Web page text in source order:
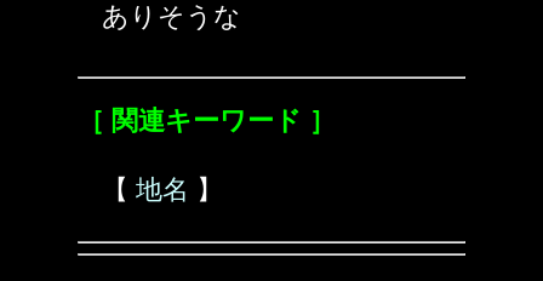
ありそうな
［ 関連キーワード ］
【 地名 】